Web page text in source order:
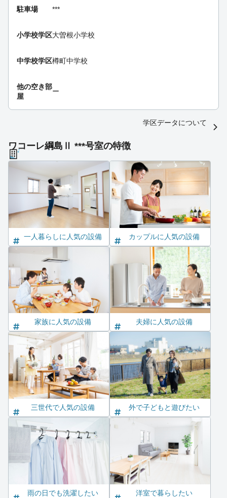
駐車場 ***
小学校学区大曽根小学校
中学校学区樽町中学校
他の空き部
屋
ー
学区データについて
ワコーレ綱島Ⅱ ***号室の特徴
一人暮らしに人気の設備 カップルに人気の設備
家族に人気の設備 夫婦に人気の設備
三世代で人気の設備 外で子どもと遊びたい
雨の日でも洗濯したい 洋室で暮らしたい